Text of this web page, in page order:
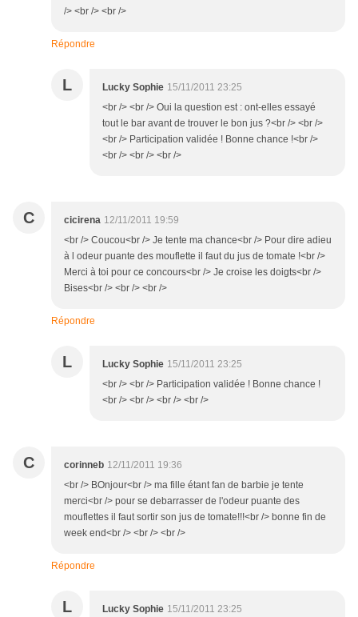
/> <br /> <br />
Répondre
L Lucky Sophie 15/11/2011 23:25
<br /> <br /> Oui la question est : ont-elles essayé
tout le bar avant de trouver le bon jus ?<br /> <br />
<br /> Participation validée ! Bonne chance !<br />
<br /> <br /> <br />
C cicirena 12/11/2011 19:59
<br /> Coucou<br /> Je tente ma chance<br /> Pour dire adieu
à l odeur puante des mouflette il faut du jus de tomate !<br />
Merci à toi pour ce concours<br /> Je croise les doigts<br />
Bises<br /> <br /> <br />
Répondre
L Lucky Sophie 15/11/2011 23:25
<br /> <br /> Participation validée ! Bonne chance !
<br /> <br /> <br /> <br />
C corinneb 12/11/2011 19:36
<br /> BOnjour<br /> ma fille étant fan de barbie je tente
merci<br /> pour se debarrasser de l'odeur puante des
mouflettes il faut sortir son jus de tomate!!!<br /> bonne fin de
week end<br /> <br /> <br />
Répondre
L Lucky Sophie 15/11/2011 23:25